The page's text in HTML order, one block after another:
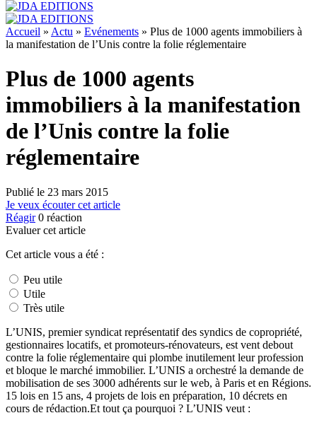
Accueil » Actu » Evénements » Plus de 1000 agents immobiliers à
la manifestation de l’Unis contre la folie réglementaire
Plus de 1000 agents
immobiliers à la manifestation
de l’Unis contre la folie
réglementaire
Publié le 23 mars 2015
Je veux écouter cet article
Réagir 0 réaction
Evaluer cet article
Cet article vous a été :
Peu utile
Utile
Très utile
L’UNIS, premier syndicat représentatif des syndics de copropriété,
gestionnaires locatifs, et promoteurs-rénovateurs, est vent debout
contre la folie réglementaire qui plombe inutilement leur profession
et bloque le marché immobilier. L’UNIS a orchestré la demande de
mobilisation de ses 3000 adhérents sur le web, à Paris et en Régions.
15 lois en 15 ans, 4 projets de lois en préparation, 10 décrets en
cours de rédaction.Et tout ça pourquoi ? L’UNIS veut :